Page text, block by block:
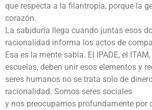
que respecta a la filantropía, porque la
corazón.
La sabiduría llega cuando juntas esos
racionalidad informa los actos de
Esa es la mente sabia. El IPADE, el
escuelas, deben unir esos elementos y
seres humanos no se trata solo de
racionalidad. Somos seres sociales
y nos preocupamos profundamente por